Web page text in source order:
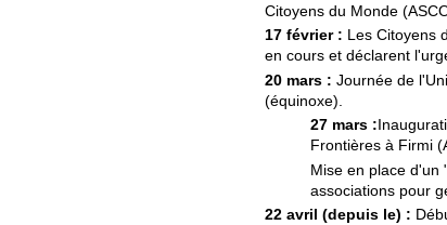
Citoyens du Monde
17 février : Les Citoyens
en cours et déclarent
20 mars : Journée de
(équinoxe).
27 mars :
Frontières à Firmi
Mise en place d'un
associations pour
22 avril (depuis le) :